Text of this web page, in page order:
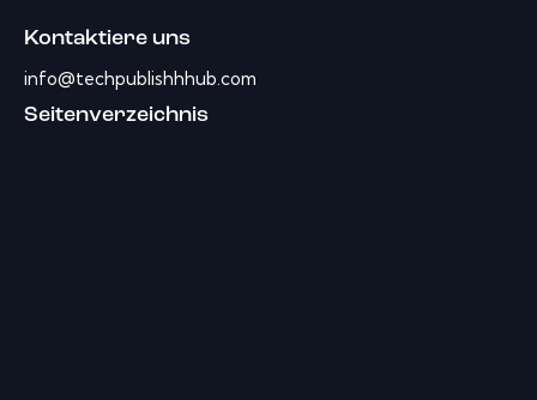
Kontaktiere uns
info@techpublishhhub.com
Seitenverzeichnis